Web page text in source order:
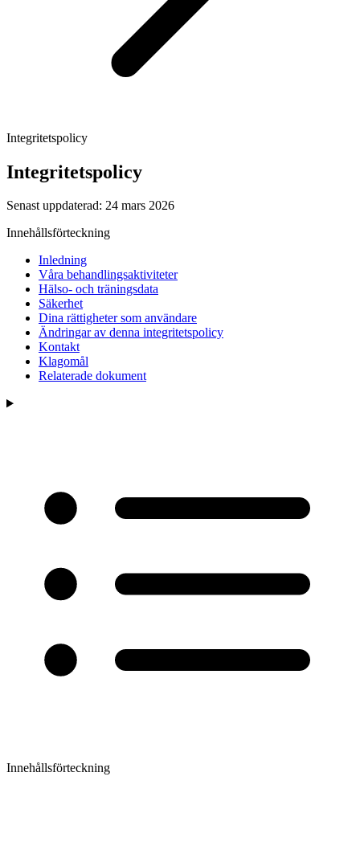
Integritetspolicy
Integritetspolicy
Senast uppdaterad: 24 mars 2026
Innehållsförteckning
Inledning
Våra behandlingsaktiviteter
Hälso- och träningsdata
Säkerhet
Dina rättigheter som användare
Ändringar av denna integritetspolicy
Kontakt
Klagomål
Relaterade dokument
Innehållsförteckning